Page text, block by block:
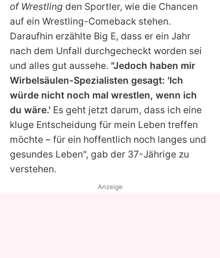
of Wrestling den Sportler, wie die Chancen
auf ein Wrestling-Comeback stehen.
Daraufhin erzählte Big E, dass er ein Jahr
nach dem Unfall durchgecheckt worden sei
und alles gut aussehe. "Jedoch haben mir
Wirbelsäulen-Spezialisten gesagt: 'Ich
würde nicht noch mal wrestlen, wenn ich
du wäre.' Es geht jetzt darum, dass ich eine
kluge Entscheidung für mein Leben treffen
möchte – für ein hoffentlich noch langes und
gesundes Leben", gab der 37-Jährige zu
verstehen.
Anzeige